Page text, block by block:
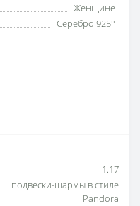
Женщине
Серебро 925°
1.17
подвески-шармы в стиле
Pandora